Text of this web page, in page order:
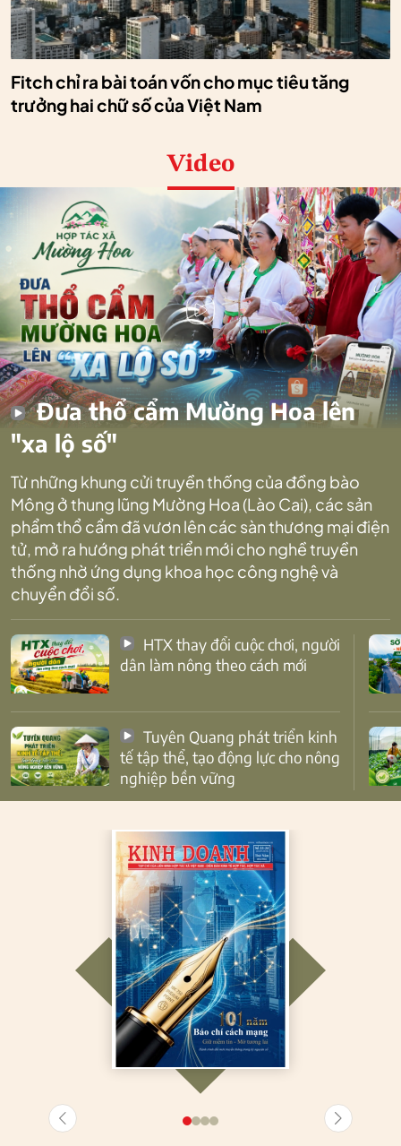
Fitch chỉ ra bài toán vốn cho mục tiêu tăng
trưởng hai chữ số của Việt Nam
Video
Đưa thổ cẩm Mường Hoa lên
"xa lộ số"
Từ những khung cửi truyền thống của đồng bào
Mông ở thung lũng Mường Hoa (Lào Cai), các sản
phẩm thổ cẩm đã vươn lên các sàn thương mại điện
tử, mở ra hướng phát triển mới cho nghề truyền
thống nhờ ứng dụng khoa học công nghệ và
chuyển đổi số.
dân làm nông theo cách mới
tế tập thể, tạo động lực cho nông
nghiệp bền vững